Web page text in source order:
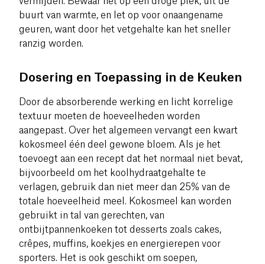
buurt van warmte, en let op voor onaangename
geuren, want door het vetgehalte kan het sneller
ranzig worden.
Dosering en Toepassing in de Keuken
Door de absorberende werking en licht korrelige
textuur moeten de hoeveelheden worden
aangepast. Over het algemeen vervangt een kwart
kokosmeel één deel gewone bloem. Als je het
toevoegt aan een recept dat het normaal niet bevat,
bijvoorbeeld om het koolhydraatgehalte te
verlagen, gebruik dan niet meer dan 25% van de
totale hoeveelheid meel. Kokosmeel kan worden
gebruikt in tal van gerechten, van
ontbijtpannenkoeken tot desserts zoals cakes,
crêpes, muffins, koekjes en energierepen voor
sporters. Het is ook geschikt om soepen,